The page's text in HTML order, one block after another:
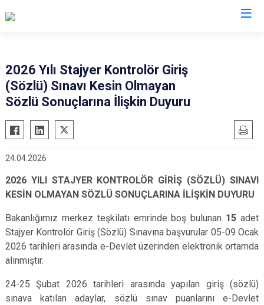
2026 Yılı Stajyer Kontrolör Giriş
(Sözlü) Sınavı Kesin Olmayan
Sözlü Sonuçlarına İlişkin Duyuru
24.04.2026
2026 YILI STAJYER KONTROLÖR GİRİŞ (SÖZLÜ) SINAVI
KESİN OLMAYAN SÖZLÜ SONUÇLARINA İLİŞKİN DUYURU
Bakanlığımız merkez teşkilatı emrinde boş bulunan 15 adet
Stajyer Kontrolör Giriş (Sözlü) Sınavına başvurular 05-09 Ocak
2026 tarihleri arasında e-Devlet üzerinden elektronik ortamda
alınmıştır.
24-25 Şubat 2026 tarihleri arasında yapılan giriş (sözlü)
sınava katılan adaylar, sözlü sınav puanlarını e-Devlet